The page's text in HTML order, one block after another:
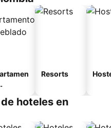
Resorts
hoteles en